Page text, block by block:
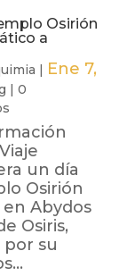
Osirión
a
| Ene 7,
|0
un día
Osirión
Abydos
Osiris,
su